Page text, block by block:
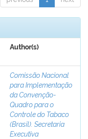
Author(s)
Comissão Nacional
para Implementação
da Convenção-
Quadro para o
Controle do Tabaco
(Brasil). Secretaria
Executiva